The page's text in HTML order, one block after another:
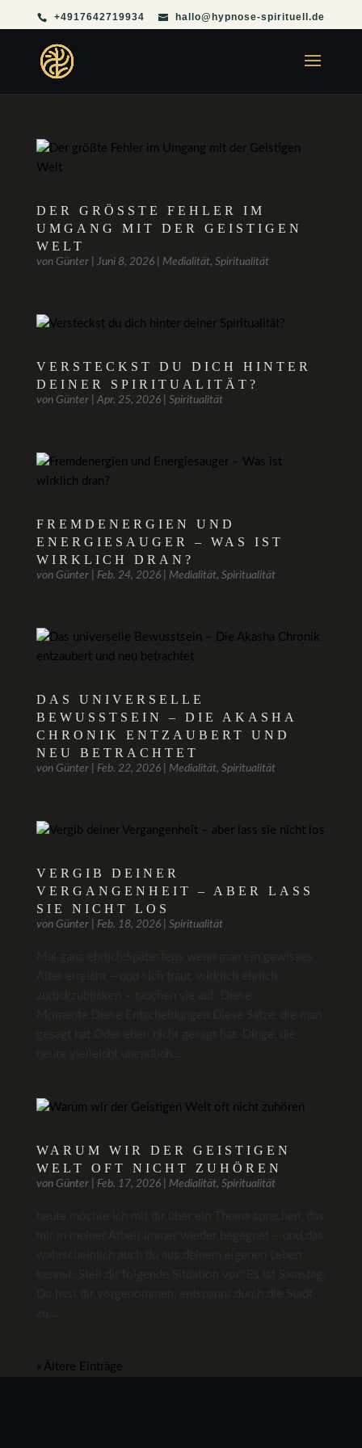
+4917642719934 hallo@hypnose-spirituell.de
DER GRÖSSTE FEHLER IM U
MGANG MIT DER GEISTIGEN W
ELT
von Günter| Juni 8, 2026| Medialität, Spiritualität
VERSTECKST DU DICH HINTER
DEINER SPIRITUALITÄT?
von Günter| Apr. 25, 2026| Spiritualität
FREMDENERGIEN UND
ENERGIESAUGER – WAS IST
WIRKLICH DRAN?
von Günter| Feb. 24, 2026| Medialität, Spiritualität
DAS UNIVERSELLE
BEWUSSTSEIN – DIE AKASHA
CHRONIK ENTZAUBERT UND
NEU BETRACHTET
von Günter| Feb. 22, 2026| Medialität, Spiritualität
VERGIB DEINER
VERGANGENHEIT – ABER LASS
SIE NICHT LOS
von Günter| Feb. 18, 2026| Spiritualität
WARUM WIR DER GEISTIGEN
WELT OFT NICHT ZUHÖREN
von Günter| Feb. 17, 2026| Medialität, Spiritualität
« Ältere Einträge